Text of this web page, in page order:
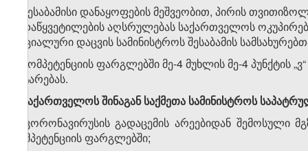
ვ) შესაბამისი დანაყოფების მეშვეობით, პირის
გადაწყვეტილების აღსრულებას საქართველოს
სოციალური დაცვის სამინისტროს შესაბამის
ზ) კომპეტენციის ფარგლებში მე-4 მუხლის მე-4 პუნქტის
გატარებას.
3. საქართველოს შინაგან საქმეთა სამინისტროს
ა) კორონავირუსის გადაცემის არეებიდან შემოსული
კომპეტენციის ფარგლებში;